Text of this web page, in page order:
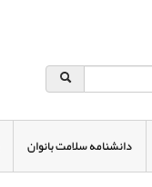
دانشنامه سلامت بانوان